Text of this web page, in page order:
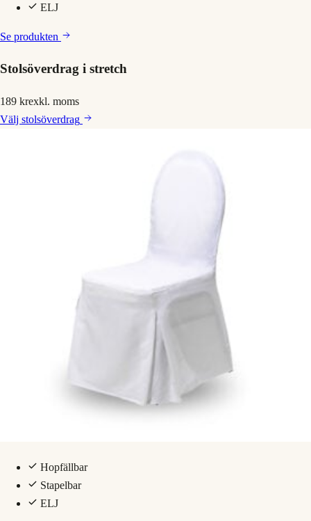
ELJ
Se produkten
Stolsöverdrag i stretch
189 krexkl. moms
Välj stolsöverdrag
Hopfällbar
Stapelbar
ELJ